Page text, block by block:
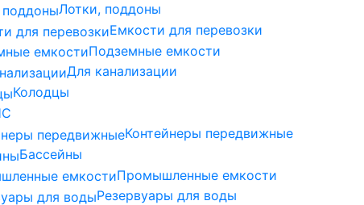
Лотки, поддоны
Емкости для перевозки
Подземные емкости
Для канализации
Колодцы
Контейнеры передвижные
Бассейны
Промышленные емкости
Резервуары для воды